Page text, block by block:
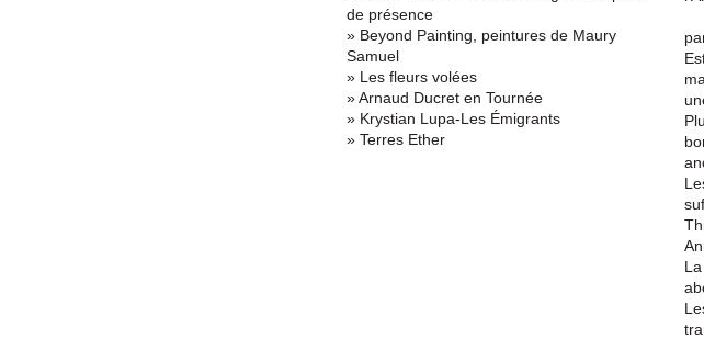
de présence
» Beyond Painting, peintures de Maury
Samuel
» Les fleurs volées
» Arnaud Ducret en Tournée
» Krystian Lupa-Les Émigrants
» Terres Ether